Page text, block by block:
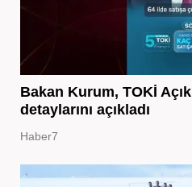
Bakan Kurum, TOKİ
detaylarını açıkladı
Haber7